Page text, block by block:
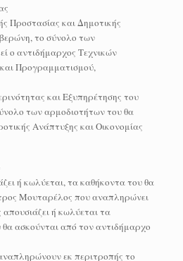
Προστασίας και Δημοτικής
το σύνολο των
ο αντιδήμαρχος Τεχνικών
Προγραμματισμού,
και Εξυπηρέτησης του
των αρμοδιοτήτων του θα
Ανάπτυξης και Οικονομίας
ή κωλύεται, τα καθήκοντα του θα
Μουταρέλος που αναπληρώνει
ή κωλύεται τα
ασκούνται από τον αντιδήμαρχο
εκ περιτροπής το